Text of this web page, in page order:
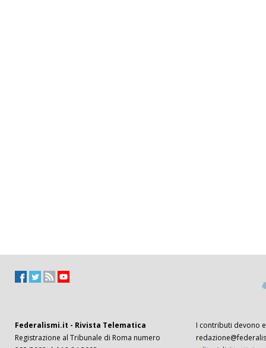
Federalismi.it - Rivista Telematica
Registrazione al Tribunale di Roma numero
I contributi devono